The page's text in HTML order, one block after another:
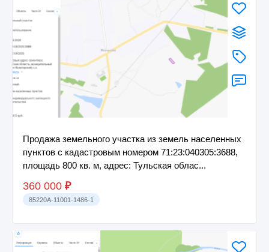
Продажа земельного участка из земель населенных
пунктов с кадастровым номером 71:23:040305:3688,
площадь 800 кв. м, адрес: Тульская облас...
360 000 ₽
85220A-11001-1486-1